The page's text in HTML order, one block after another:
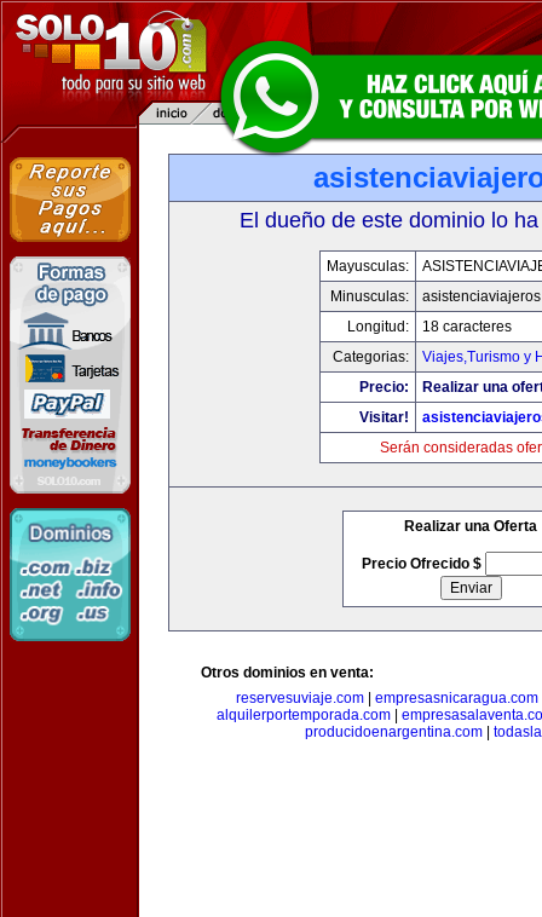
El dueño de este dominio lo
Mayusculas:
Minusculas:
Longitud:
18 caracteres
Categorias:
Viajes,Turismo y
Precio:
Realizar una
Visitar!
Serán consideradas
Realizar una Oferta
Precio Ofrecido $
Otros dominios en venta:
reservesuviaje.com| empresasnicaragua.com
alquilerportemporada.com
producidoenargentina.com